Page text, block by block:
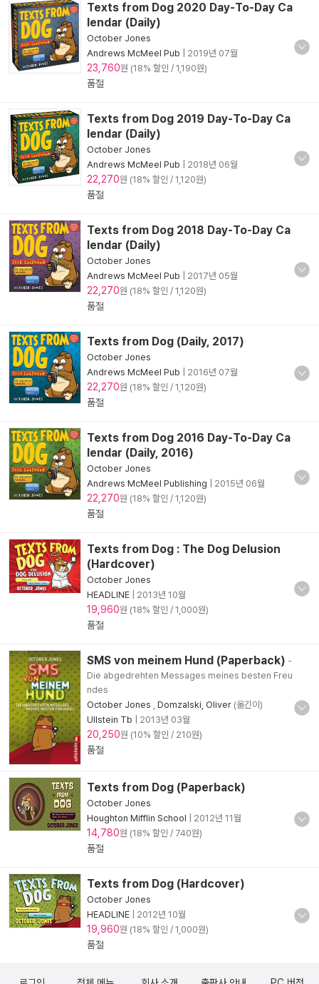
Texts from Dog 2020 Day-To-Day Ca
lendar (Daily)
October Jones
Andrews McMeel Pub
2019년 07월
23,760원 (18% 할인 / 1,190원)
품절
Texts from Dog 2019 Day-To-Day Ca
lendar (Daily)
October Jones
Andrews McMeel Pub
2018년 06월
22,270원 (18% 할인 / 1,120원)
품절
Texts from Dog 2018 Day-To-Day Ca
lendar (Daily)
October Jones
Andrews McMeel Pub
2017년 05월
22,270원 (18% 할인 / 1,120원)
품절
Texts from Dog (Daily, 2017)
October Jones
Andrews McMeel Pub
2016년 07월
22,270원 (18% 할인 / 1,120원)
품절
Texts from Dog 2016 Day-To-Day Ca
lendar (Daily, 2016)
October Jones
Andrews McMeel Publishing
2015년 06월
22,270원 (18% 할인 / 1,120원)
품절
Texts from Dog : The Dog Delusion
(Hardcover)
October Jones
HEADLINE
2013년 10월
19,960원 (18% 할인 / 1,000원)
품절
SMS von meinem Hund (Paperback) -
Die abgedrehten Messages meines besten Freu
ndes
October Jones
Domzalski, Oliver (옮긴이)
Ullstein Tb
2013년 03월
20,250원 (10% 할인 / 210원)
품절
Texts from Dog (Paperback)
October Jones
Houghton Mifflin School
2012년 11월
14,780원 (18% 할인 / 740원)
품절
Texts from Dog (Hardcover)
October Jones
HEADLINE
2012년 10월
19,960원 (18% 할인 / 1,000원)
품절